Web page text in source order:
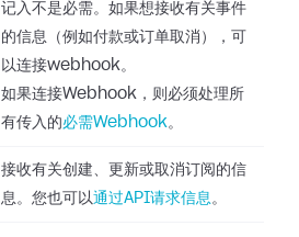
记入不是必需。如果想接收有关事件
的信息（例如付款或订单取消），可
以连接webhook。
如果连接Webhook，则必须处理所
有传入的必需Webhook。
接收有关创建、更新或取消订阅的信
息。您也可以通过API请求信息。